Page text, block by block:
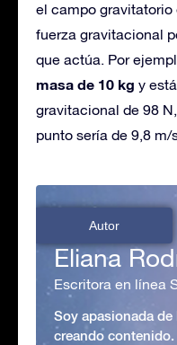
el campo gravitatorio
fuerza gravitacional
que actúa. Por
masa de 10 kg y
gravitacional de 98
punto sería de 9,8 m/
Autor
Eliana
Escritora en línea
Soy apasionada
creando